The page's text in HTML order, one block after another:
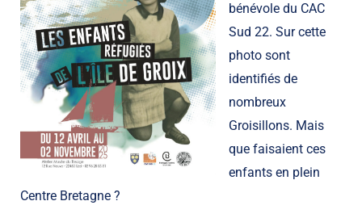
bénévole du CAC
Sud 22. Sur cette
photo sont
identifiés de
nombreux
Groisillons. Mais
que faisaient ces
enfants en plein
Centre Bretagne ?